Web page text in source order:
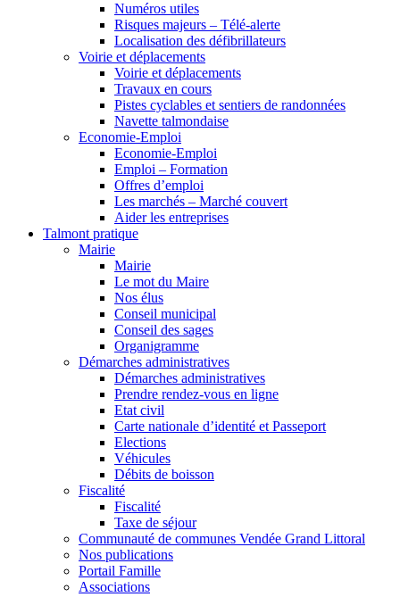
Numéros utiles
Risques majeurs – Télé-alerte
Localisation des défibrillateurs
Voirie et déplacements
Voirie et déplacements
Travaux en cours
Pistes cyclables et sentiers de randonnées
Navette talmondaise
Economie-Emploi
Economie-Emploi
Emploi – Formation
Offres d’emploi
Les marchés – Marché couvert
Aider les entreprises
Talmont pratique
Mairie
Mairie
Le mot du Maire
Nos élus
Conseil municipal
Conseil des sages
Organigramme
Démarches administratives
Démarches administratives
Prendre rendez-vous en ligne
Etat civil
Carte nationale d’identité et Passeport
Elections
Véhicules
Débits de boisson
Fiscalité
Fiscalité
Taxe de séjour
Communauté de communes Vendée Grand Littoral
Nos publications
Portail Famille
Associations